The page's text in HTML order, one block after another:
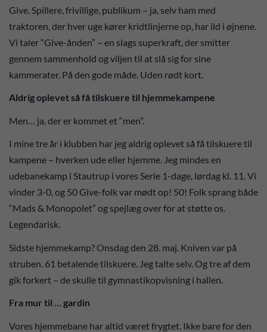
Give. Spillere, frivillige, publikum – ja, selv ham med
traktoren, der hver uge kører kridtlinjerne op, har ild i øjnene.
Vi taler “Give-ånden” – en slags superkraft, der smitter
gennem sammenhold og viljen til at slå sig for sine
kammerater. På den gode måde. Uden rødt kort.
Aldrig oplevet så få tilskuere til hjemmekampene
Men… ja, der er kommet et “men”.
I mine tre år i klubben har jeg aldrig oplevet så få tilskuere til
kampene – hverken ude eller hjemme. Jeg mindes en
udebanekamp i Stautrup i vores Serie 1-dage, lørdag kl. 11. Vi
vinder 3-0, og 50 Give-folk var mødt op! 50! Folk sprang både
“Mads & Monopolet” og spejlæg over for at støtte os.
Legendarisk.
Sidste hjemmekamp? Onsdag den 28. maj. Kniven var på
struben. 61 betalende tilskuere. Jeg talte selv. Og tre af dem
gik forkert – de skulle til gymnastikopvisning i hallen.
Fra mur til … gardin
Vores hjemmebane har altid været frygtet. Ikke bare for den